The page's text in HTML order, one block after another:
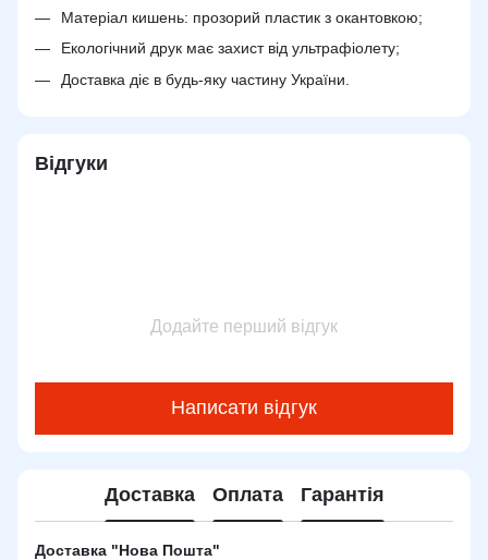
Матеріал кишень: прозорий пластик з окантовкою;
Екологічний друк має захист від ультрафіолету;
Доставка діє в будь-яку частину України.
Відгуки
Додайте перший відгук
Написати відгук
Доставка Оплата Гарантія
Доставка "Нова Пошта"